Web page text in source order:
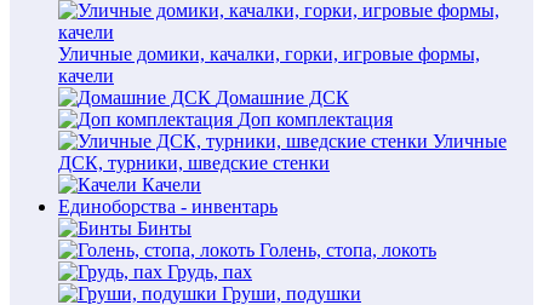
Уличные домики, качалки, горки, игровые формы,
качели
Домашние ДСК
Доп комплектация
Уличные
ДСК, турники, шведские стенки
Качели
Единоборства - инвентарь
Бинты
Голень, стопа, локоть
Грудь, пах
Груши, подушки